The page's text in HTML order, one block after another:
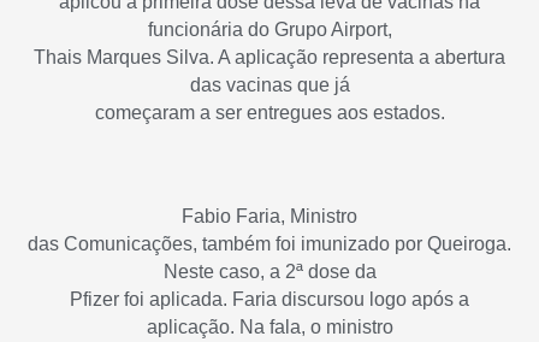
funcionária do Grupo Airport,
Thais Marques Silva. A aplicação representa a abertura
das vacinas que já
começaram a ser entregues aos estados.
Fabio Faria, Ministro
das Comunicações, também foi imunizado por Queiroga.
Neste caso, a 2ª dose da
Pfizer foi aplicada. Faria discursou logo após a
aplicação. Na fala, o ministro